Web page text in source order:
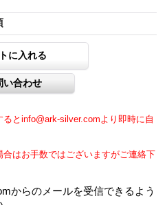
とinfo@ark-silver.comより即時に自
はお手数ではございますがご連絡下
からのメールを受信できるよう